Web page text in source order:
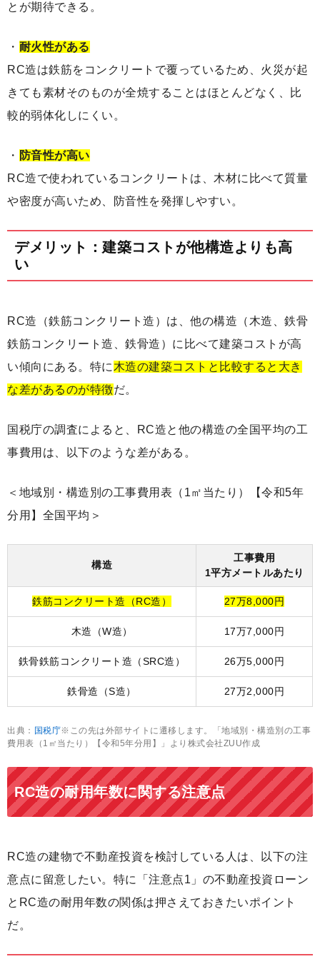
とが期待できる。
・ 耐火性がある
RC造は鉄筋をコンクリートで覆っているため、火災が起
きても素材そのものが全焼することはほとんどなく、比
較的弱体化しにくい。
・ 防音性が高い
RC造で使われているコンクリートは、木材に比べて質量
や密度が高いため、防音性を発揮しやすい。
デメリット：建築コストが他構造よりも高
い
RC造（鉄筋コンクリート造）は、他の構造（木造、鉄骨
鉄筋コンクリート造、鉄骨造）に比べて建築コストが高
い傾向にある。特に 木造の建築コストと比較すると大き
な差があるのが特徴だ。
国税庁の調査によると、RC造と他の構造の全国平均の工
事費用は、以下のような差がある。
＜地域別・構造別の工事費用表（1㎡当たり）【令和5年
分用】全国平均＞
構造
工事費用
1平方メートルあたり
鉄筋コンクリート造（RC造） 27万8,000円
木造（W造） 17万7,000円
鉄骨鉄筋コンクリート造（SRC造） 26万5,000円
鉄骨造（S造） 27万2,000円
出典： 国税庁※この先は外部サイトに遷移します。「地域別・構造別の工事
費用表（1㎡当たり）【令和5年分用】」より株式会社ZUU作成
RC造の耐用年数に関する注意点
RC造の建物で不動産投資を検討している人は、以下の注
意点に留意したい。特に「注意点1」の不動産投資ローン
とRC造の耐用年数の関係は押さえておきたいポイント
だ。